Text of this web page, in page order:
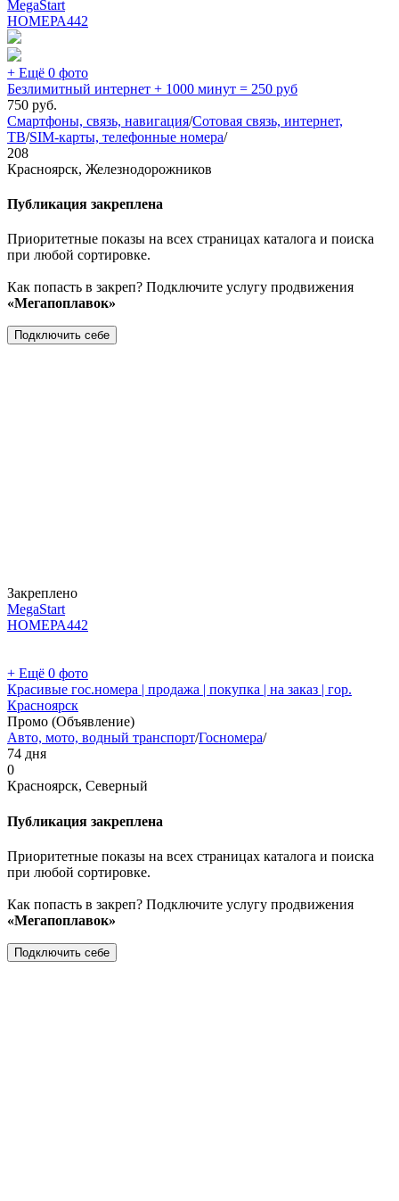
MegaStart
НОМЕРА442
+ Ещё 0 фото
Безлимитный интернет + 1000 минут = 250 руб
750 руб.
Смартфоны, связь, навигация/Сотовая связь, интернет,
ТВ/SIM-карты, телефонные номера/
208
Красноярск, Железнодорожников
Публикация закреплена
Приоритетные показы на всех страницах каталога и поиска
при любой сортировке.
Как попасть в закреп? Подключите услугу продвижения
«Мегапоплавок»
Подключить себе
Закреплено
MegaStart
НОМЕРА442
+ Ещё 0 фото
Красивые гос.номера | продажа | покупка | на заказ | гор.
Красноярск
Промо (Объявление)
Авто, мото, водный транспорт/Госномера/
74 дня
0
Красноярск, Северный
Публикация закреплена
Приоритетные показы на всех страницах каталога и поиска
при любой сортировке.
Как попасть в закреп? Подключите услугу продвижения
«Мегапоплавок»
Подключить себе